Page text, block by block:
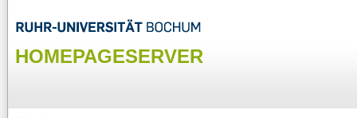
HOMEPAGESERVER